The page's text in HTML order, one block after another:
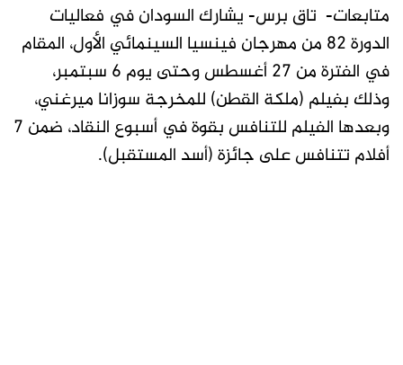
متابعات- تاق برس- يشارك السودان في فعاليات
الدورة 82 من مهرجان فينسيا السينمائي الأول، المقام
في الفترة من 27 أغسطس وحتى يوم 6 سبتمبر،
وذلك بفيلم (ملكة القطن) للمخرجة سوزانا ميرغني،
وبعدها الفيلم للتنافس بقوة في أسبوع النقاد، ضمن 7
أفلام تتنافس على جائزة (أسد المستقبل).